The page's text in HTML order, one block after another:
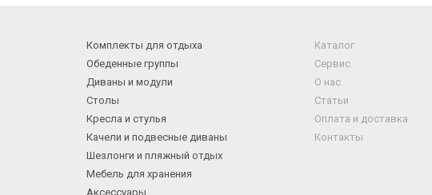
Комплекты для отдыха
Обеденные группы
Диваны и модули
Столы
Кресла и стулья
Качели и подвесные диваны
Шезлонги и пляжный отдых
Мебель для хранения
Аксессуары
Каталог
Сервис
О нас
Статьи
Оплата и доставка
Контакты